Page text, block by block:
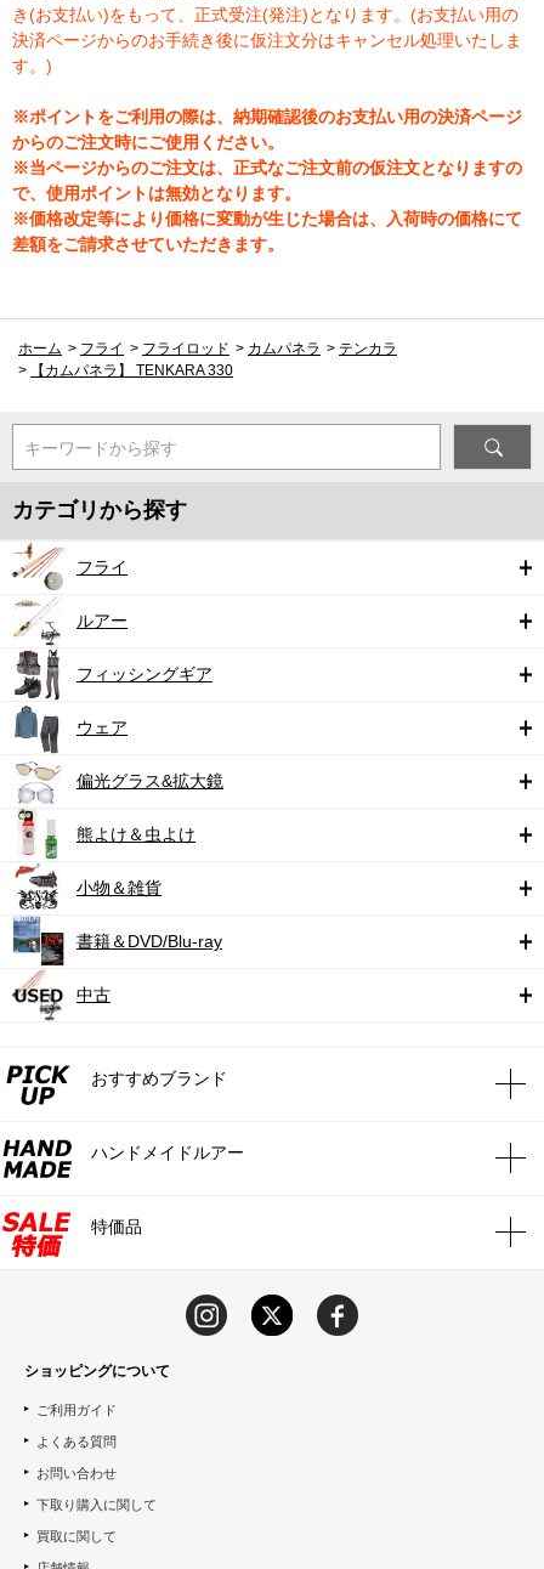
き(お支払い)をもって、正式受注(発注)となります。(お支払い用の
決済ページからのお手続き後に仮注文分はキャンセル処理いたしま
す。)
※ポイントをご利用の際は、納期確認後のお支払い用の決済ページ
からのご注文時にご使用ください。
※当ページからのご注文は、正式なご注文前の仮注文となりますの
で、使用ポイントは無効となります。
※価格改定等により価格に変動が生じた場合は、入荷時の価格にて
差額をご請求させていただきます。
ホーム > フライ > フライロッド > カムパネラ > テンカラ
>
【カムパネラ】 TENKARA 330
キーワードから探す
カテゴリから探す
フライ
ルアー
フィッシングギア
ウェア
偏光グラス&拡大鏡
熊よけ＆虫よけ
小物＆雑貨
書籍＆DVD/Blu-ray
中古
おすすめブランド
ハンドメイドルアー
特価品
ショッピングについて
ご利用ガイド
よくある質問
お問い合わせ
下取り購入に関して
買取に関して